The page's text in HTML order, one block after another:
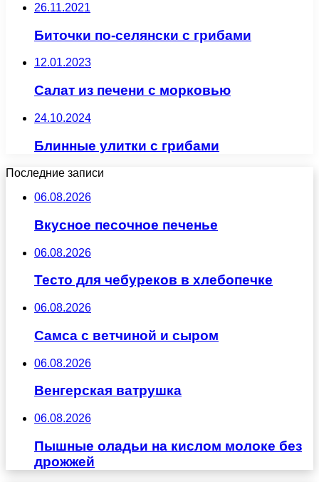
26.11.2021
Биточки по-селянски с грибами
12.01.2023
Салат из печени с морковью
24.10.2024
Блинные улитки с грибами
Последние записи
06.08.2026
Вкусное песочное печенье
06.08.2026
Тесто для чебуреков в хлебопечке
06.08.2026
Самса с ветчиной и сыром
06.08.2026
Венгерская ватрушка
06.08.2026
Пышные оладьи на кислом молоке без
дрожжей